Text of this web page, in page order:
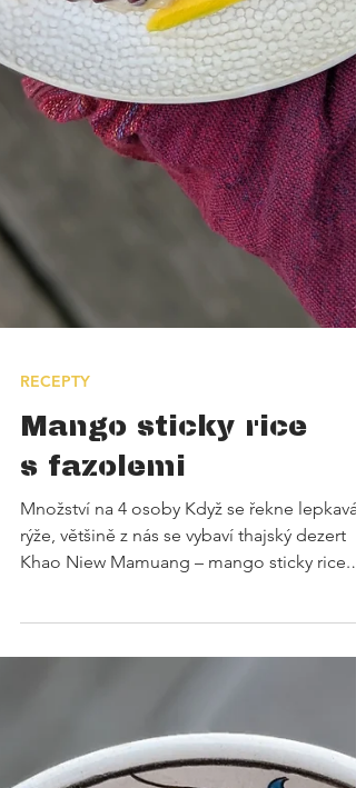
s fazolemi
Množství na 4 osoby Když se řekne lepkavá